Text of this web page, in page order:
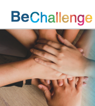
content
Bechallenge